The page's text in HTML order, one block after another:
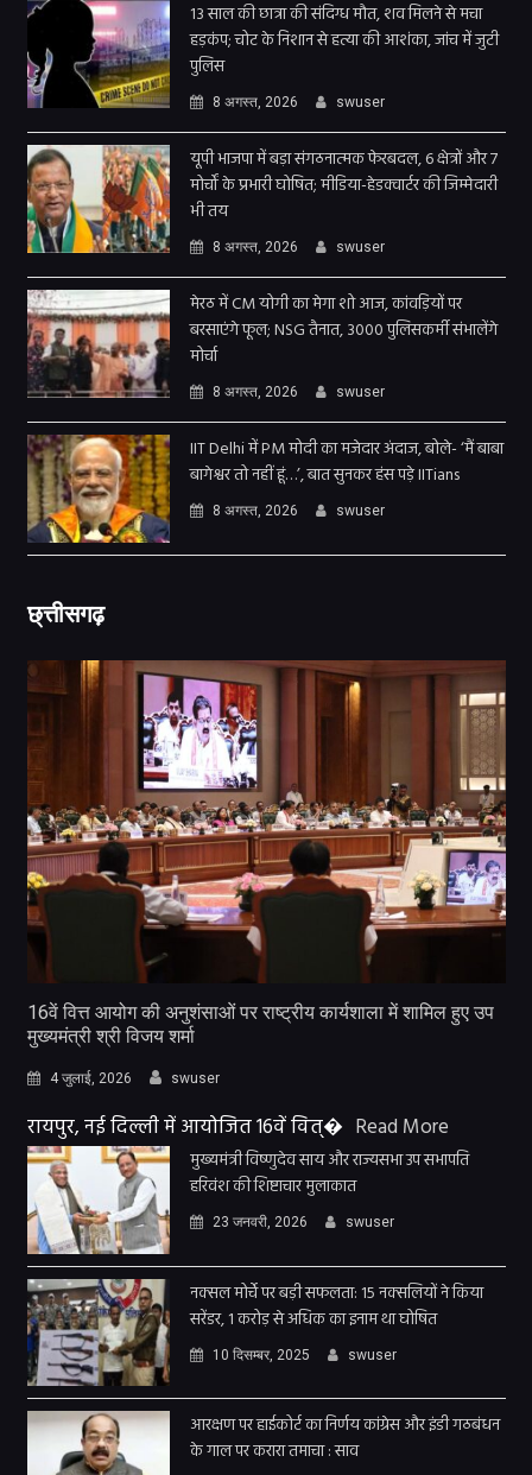
13 साल की छात्रा की संदिग्ध मौत, शव मिलने से मचा
हड़कंप; चोट के निशान से हत्या की आशंका, जांच में जुटी
पुलिस
8 अगस्त, 2026 swuser
यूपी भाजपा में बड़ा संगठनात्मक फेरबदल, 6 क्षेत्रों और 7
मोर्चों के प्रभारी घोषित; मीडिया-हेडक्वार्टर की जिम्मेदारी
भी तय
8 अगस्त, 2026 swuser
मेरठ में CM योगी का मेगा शो आज, कांवड़ियों पर
बरसाएंगे फूल; NSG तैनात, 3000 पुलिसकर्मी संभालेंगे
मोर्चा
8 अगस्त, 2026 swuser
IIT Delhi में PM मोदी का मजेदार अंदाज, बोले- ‘मैं बाबा
बागेश्वर तो नहीं हूं…’, बात सुनकर हंस पड़े IITians
8 अगस्त, 2026 swuser
छ्त्तीसगढ़
16वें वित्त आयोग की अनुशंसाओं पर राष्ट्रीय कार्यशाला में शामिल हुए उप
मुख्यमंत्री श्री विजय शर्मा
4 जुलाई, 2026 swuser
रायपुर, नई दिल्ली में आयोजित 16वें वित्� Read More
मुख्यमंत्री विष्णुदेव साय और राज्यसभा उप सभापति
हरिवंश की शिष्टाचार मुलाकात
23 जनवरी, 2026 swuser
नक्सल मोर्चे पर बड़ी सफलता: 15 नक्सलियों ने किया
सरेंडर, 1 करोड़ से अधिक का इनाम था घोषित
10 दिसम्बर, 2025 swuser
आरक्षण पर हाईकोर्ट का निर्णय कांग्रेस और इंडी गठबंधन
के गाल पर करारा तमाचा : साव